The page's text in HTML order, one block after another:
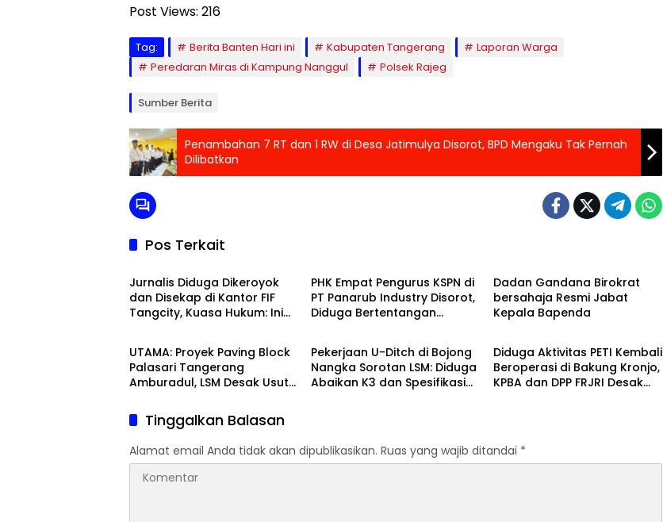
Post Views: 216
Tag: Berita Banten Hari ini Kabupaten Tangerang
Laporan Warga
Peredaran Miras di Kampung Nanggul
Polsek Rajeg
Sumber Berita
Penambahan 7 RT dan 1 RW di Desa Jatimulya Disorot, BPD Mengaku Tak Pernah
Dilibatkan
Pos Terkait
Banten Raya
Jurnalis Diduga Dikeroyok
dan Disekap di Kantor FIF
Tangcity, Kuasa Hukum: Ini
Pembungkaman Pers
PHK Empat Pengurus KSPN di
PT Panarub Industry Disorot,
Diduga Bertentangan
Dadan Gandana Birokrat
bersahaja Resmi Jabat
Kepala Bapenda
Peristiwa
UTAMA: Proyek Paving Block
Palasari Tangerang
Amburadul, LSM Desak Usut
Banten Raya
Pekerjaan U-Ditch di Bojong
Nangka Sorotan LSM: Diduga
Abaikan K3 dan Spesifikasi
Peristiwa
Diduga Aktivitas PETI Kembali
Beroperasi di Bakung Kronjo,
KPBA dan DPP FRJRI Desak
Tinggalkan Balasan
Alamat email Anda tidak akan dipublikasikan. Ruas yang wajib ditandai *